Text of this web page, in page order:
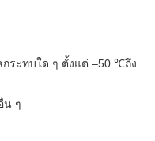
ระทบใด ๆ ตั้งแต่ –50 ℃ถึง
น ๆ